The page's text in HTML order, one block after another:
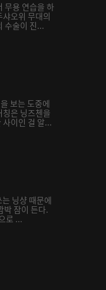
무용 연습을 하
오위 무대의
수술이 진...
보는 도중에
은 닝즈첸을
사이인 걸 알...
닝샹 때문에
박 잠이 든다.
로 ...